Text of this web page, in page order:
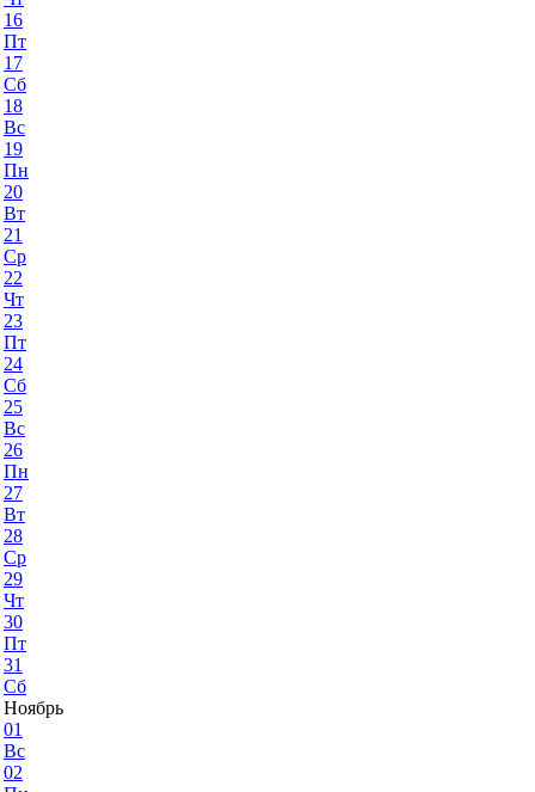
16
Пт
17
Сб
18
Вс
19
Пн
20
Вт
21
Ср
22
Чт
23
Пт
24
Сб
25
Вс
26
Пн
27
Вт
28
Ср
29
Чт
30
Пт
31
Сб
Ноябрь
01
Вс
02